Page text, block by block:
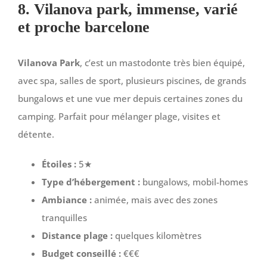
8. Vilanova park, immense, varié
et proche barcelone
Vilanova Park, c’est un mastodonte très bien équipé,
avec spa, salles de sport, plusieurs piscines, de grands
bungalows et une vue mer depuis certaines zones du
camping. Parfait pour mélanger plage, visites et
détente.
Étoiles : 5★
Type d’hébergement : bungalows, mobil-homes
Ambiance : animée, mais avec des zones
tranquilles
Distance plage : quelques kilomètres
Budget conseillé : €€€